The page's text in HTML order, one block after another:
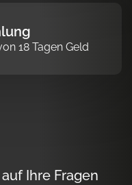
18 Tagen Geld
Ihre Fragen